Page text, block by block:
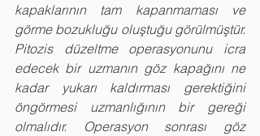
kapaklarının tam kapanmaması ve
görme bozukluğu oluştuğu görülmüştür.
Pitozis düzeltme operasyonunu icra
edecek bir uzmanın göz kapağını ne
kadar yukarı kaldırması gerektiğini
öngörmesi uzmanlığının bir gereği
olmalıdır. Operasyon sonrası göz